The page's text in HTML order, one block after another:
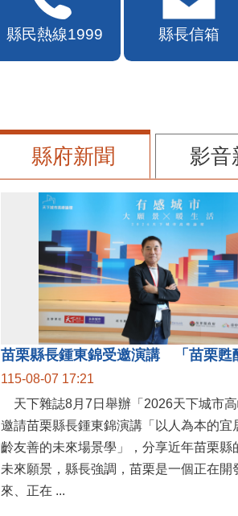
縣民熱線1999 縣長信箱
縣府新聞 影音
115-08-07 17:21
天下雜誌8月7日舉辦「2026天下城市高
邀請苗栗縣長鍾東錦演講「以人為本的宜
齡友善的未來場景學」，分享近年苗栗縣
未來願景，縣長強調，苗栗是一個正在開
來、正在 ...